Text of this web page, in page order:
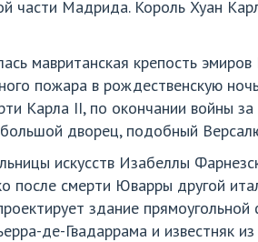
части Мадрида. Король Хуан
мавританская крепость
пожара в рождественскую
Карла II, по окончании войны
дворец, подобный
искусств Изабеллы
после смерти Юварры другой
здание
де-Гвадаррама и известняк